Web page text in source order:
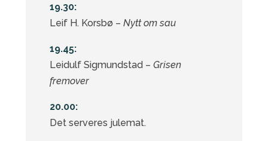
19.30:
Leif H. Korsbø – Nytt om sau
19.45:
Leidulf Sigmundstad – Grisen
fremover
20.00:
Det serveres julemat.